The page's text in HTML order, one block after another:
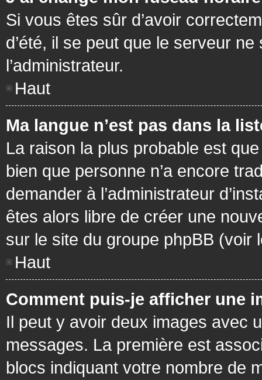
Si vous êtes sûr d’avoir
d’été, il se peut que le serveur
l’administrateur.
Haut
Ma langue n’est pas dans la
La raison la plus probable est
bien que personne n’a encore
demander à l’administrateur
êtes alors libre de créer une
sur le site du groupe phpBB (voir
Haut
Comment puis-je afficher une
Il peut y avoir deux images avec
messages. La première est
blocs indiquant votre nombre de